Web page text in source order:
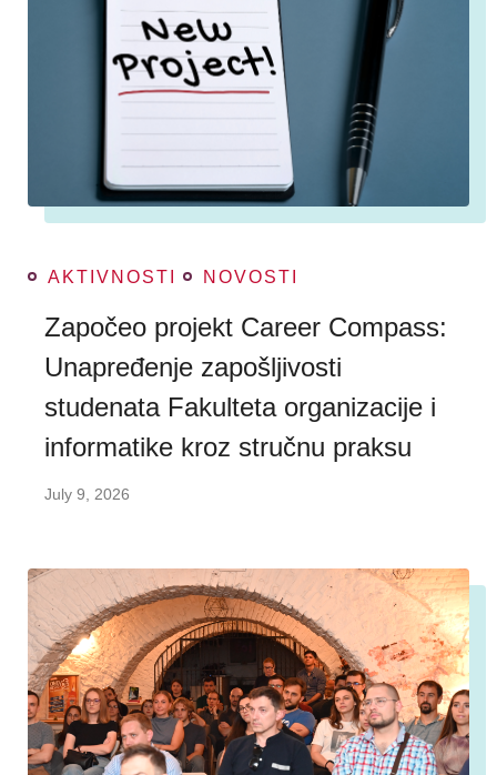
AKTIVNOSTI NOVOSTI
Započeo projekt Career Compass:
Unapređenje zapošljivosti
studenata Fakulteta organizacije i
informatike kroz stručnu praksu
July 9, 2026